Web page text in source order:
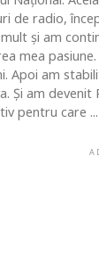
de radio,
şi am
mea
Apoi am
Şi am
pentru care